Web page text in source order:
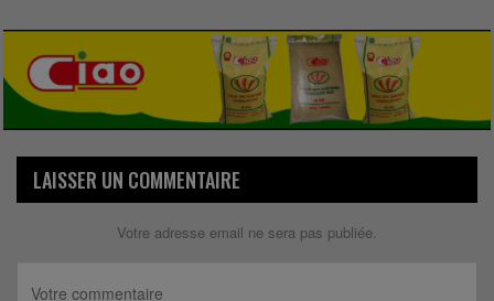
LAISSER UN COMMENTAIRE
Votre adresse email ne sera pas publiée.